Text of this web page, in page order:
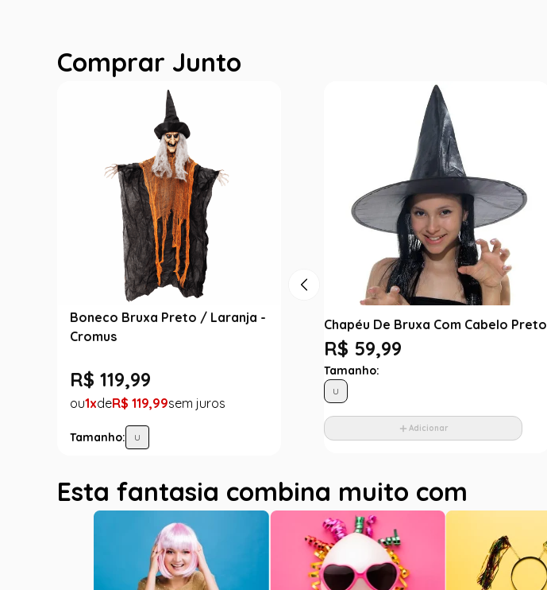
Comprar Junto
Boneco Bruxa Preto / Laranja -
Cromus
R$ 119,99
1 R$ 119,99
Tamanho: U
Chapéu De Bruxa Com Cabelo Preto
R$ 59,99
Tamanho:
U
Adicionar
Esta fantasia combina muito com